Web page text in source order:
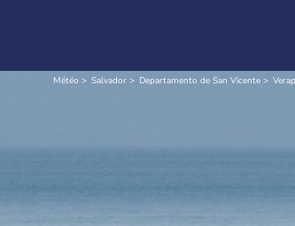
Météo Salvador Departamento de San Vicente